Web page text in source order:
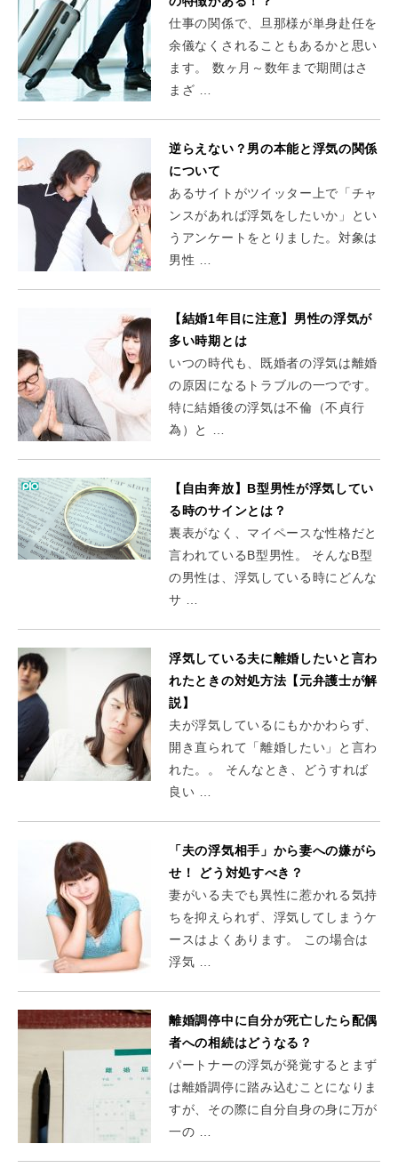
仕事の関係で、旦那様が単身赴任を
余儀なくされることもあるかと思い
ます。 数ヶ月～数年まで期間はさ
まざ …
逆らえない？男の本能と浮気の関係
について
あるサイトがツイッター上で「チャ
ンスがあれば浮気をしたいか」とい
うアンケートをとりました。対象は
男性 …
【結婚1年目に注意】男性の浮気が
多い時期とは
いつの時代も、既婚者の浮気は離婚
の原因になるトラブルの一つです。
特に結婚後の浮気は不倫（不貞行
為）と …
【自由奔放】B型男性が浮気してい
る時のサインとは？
裏表がなく、マイペースな性格だと
言われているB型男性。 そんなB型
の男性は、浮気している時にどんな
サ …
浮気している夫に離婚したいと言わ
れたときの対処方法【元弁護士が解
説】
夫が浮気しているにもかかわらず、
開き直られて「離婚したい」と言わ
れた。。 そんなとき、どうすれば
良い …
「夫の浮気相手」から妻への嫌がら
せ！ どう対処すべき？
妻がいる夫でも異性に惹かれる気持
ちを抑えられず、浮気してしまうケ
ースはよくあります。 この場合は
浮気 …
離婚調停中に自分が死亡したら配偶
者への相続はどうなる？
パートナーの浮気が発覚するとまず
は離婚調停に踏み込むことになりま
すが、その際に自分自身の身に万が
一の …